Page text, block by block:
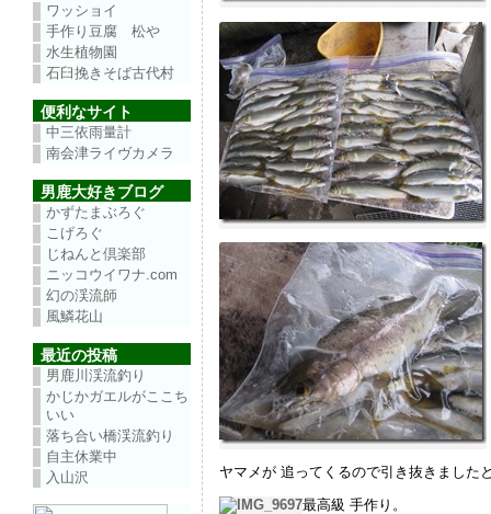
ワッショイ
手作り豆腐 松や
水生植物園
石臼挽きそば古代村
便利なサイト
中三依雨量計
南会津ライヴカメラ
男鹿大好きブログ
かずたまぶろぐ
こげろぐ
じねんと倶楽部
ニッコウイワナ.com
幻の渓流師
風鱗花山
最近の投稿
男鹿川渓流釣り
かじかガエルがここち
いい
落ち合い橋渓流釣り
自主休業中
入山沢
ヤマメが 追ってくるので引き抜きました
最高級 手作り。